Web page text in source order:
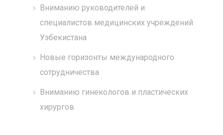
Вниманию руководителей и
специалистов медицинских учреждений
Узбекистана
Новые горизонты международного
сотрудничества
Вниманию гинекологов и пластических
хирургов